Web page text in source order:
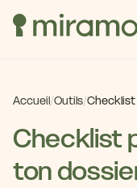
Accueil/Outils/
Checklist
ton